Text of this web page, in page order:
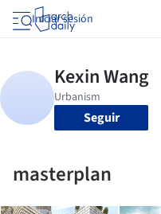
Iniciar sesión
Seguir
masterplan